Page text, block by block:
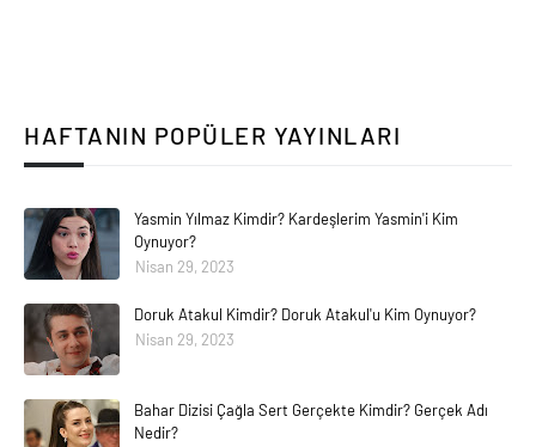
HAFTANIN POPÜLER YAYINLARI
Yasmin Yılmaz Kimdir? Kardeşlerim Yasmin'i Kim
Oynuyor?
Nisan 29, 2023
Doruk Atakul Kimdir? Doruk Atakul'u Kim Oynuyor?
Nisan 29, 2023
Bahar Dizisi Çağla Sert Gerçekte Kimdir? Gerçek Adı
Nedir?